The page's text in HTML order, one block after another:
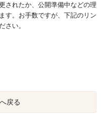
されたか、公開準備中などの理
す。お手数ですが、下記のリン
さい。
戻る